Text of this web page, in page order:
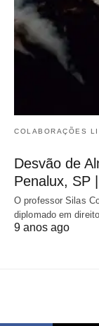
COLABORAÇÕES
Desvão de
Penalux, SP
O professor Silas
diplomado em
9 anos ago